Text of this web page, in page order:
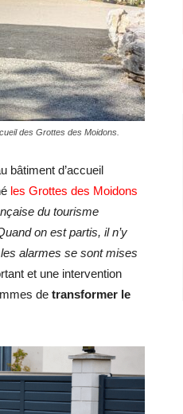
des Grottes des Moidons.
bâtiment d’accueil
les Grottes des Moidons
du tourisme
on est partis, il n’y
alarmes se sont mises
et une intervention
de transformer le